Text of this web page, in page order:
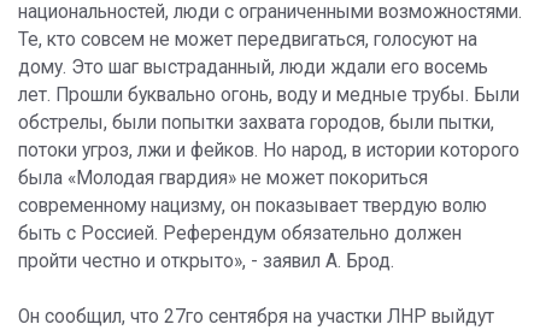
национальностей, люди с ограниченными возможностями.
Те, кто совсем не может передвигаться, голосуют на
дому. Это шаг выстраданный, люди ждали его восемь
лет. Прошли буквально огонь, воду и медные трубы. Были
обстрелы, были попытки захвата городов, были пытки,
потоки угроз, лжи и фейков. Но народ, в истории которого
была «Молодая гвардия» не может покориться
современному нацизму, он показывает твердую волю
быть с Россией. Референдум обязательно должен
пройти честно и открыто», - заявил А. Брод.
Он сообщил, что 27го сентября на участки ЛНР выйдут